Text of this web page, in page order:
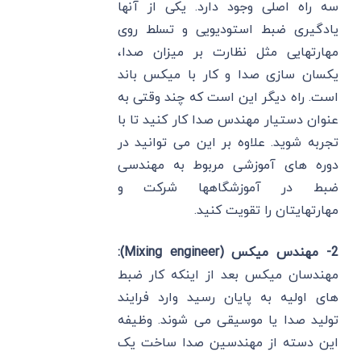
سه راه اصلی وجود دارد. یکی از آنها
یادگیری ضبط استودیویی و تسلط روی
مهارتهایی مثل نظارت بر میزان صدا،
یکسان سازی صدا و کار با میکس باند
است. راه دیگر این است که چند وقتی به
عنوان دستیار مهندس صدا کار کنید تا با
تجربه شوید. علاوه بر این می توانید در
دوره های آموزشی مربوط به مهندسی
ضبط در آموزشگاهها شرکت و
مهارتهایتان را تقویت کنید.
2- مهندس میکس (Mixing engineer):
مهندسان میکس بعد از اینکه کار ضبط
های اولیه به پایان رسید وارد فرایند
تولید صدا یا موسیقی می شوند. وظیفه
این دسته از مهندسین صدا ساخت یک